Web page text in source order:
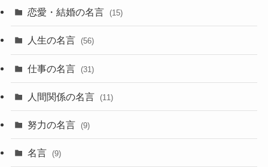
恋愛・結婚の名言 (15)
人生の名言 (56)
仕事の名言 (31)
人間関係の名言 (11)
努力の名言 (9)
名言 (9)